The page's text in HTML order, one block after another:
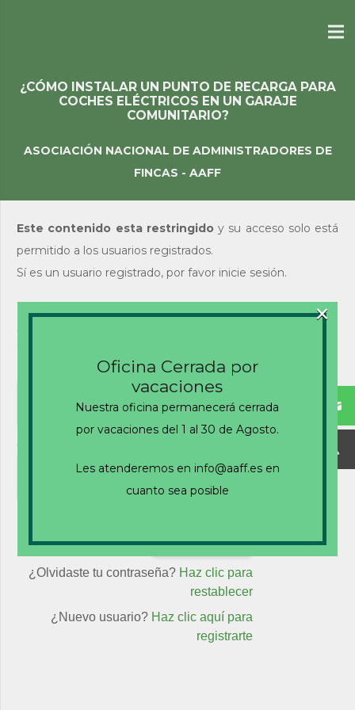
¿CÓMO INSTALAR UN PUNTO DE RECARGA PARA
COCHES ELÉCTRICOS EN UN GARAJE
COMUNITARIO?
ASOCIACIÓN NACIONAL DE ADMINISTRADORES DE
FINCAS - AAFF
Este contenido esta restringido y su acceso solo está
permitido a los usuarios registrados.
Sí es un usuario registrado, por favor inicie sesión.
Nombre de usuario o correo electrónico
¿Olvidaste tu contraseña? Haz clic para
restablecer
¿Nuevo usuario? Haz clic aquí para
registrarte
Oficina Cerrada por
vacaciones
Nuestra oficina permanecerá cerrada
por vacaciones del 1 al 30 de Agosto.
Les atenderemos en info@aaff.es en
cuanto sea posible
×